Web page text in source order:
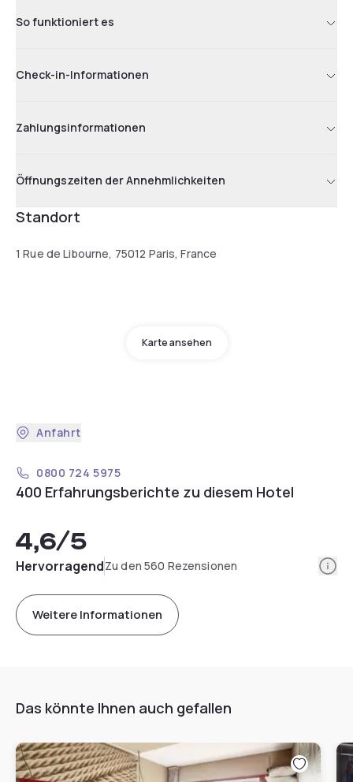
So funktioniert es
Check-in-Informationen
Zahlungsinformationen
Öffnungszeiten der Annehmlichkeiten
Standort
1 Rue de Libourne, 75012 Paris, France
Karte ansehen
Anfahrt
0800 724 5975
400 Erfahrungsberichte zu diesem Hotel
4,6/5
HervorragendZu den 560 Rezensionen
Weitere Informationen
Das könnte Ihnen auch gefallen